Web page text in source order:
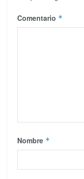
Comentario *
Nombre *